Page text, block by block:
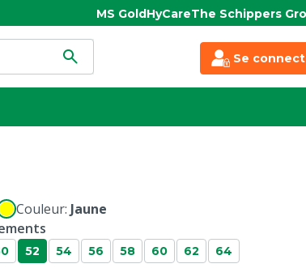
MS GoldHyCareThe Schippers
Se
Couleur: Jaune
52 54 56 58 60 62 64